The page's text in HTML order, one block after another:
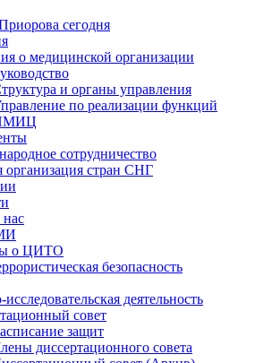
сегодня
о медицинской организации
и органы управления
по реализации функций
сотрудничество
организация стран СНГ
о ЦИТО
безопасность
деятельность
совет
защит
диссертационного совета